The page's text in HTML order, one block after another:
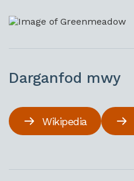
Darganfod mwy
Wikipedia